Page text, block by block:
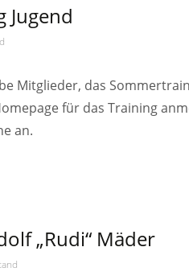
Jugend
Mitglieder, das
für das Training
an.
„Rudi“ Mäder